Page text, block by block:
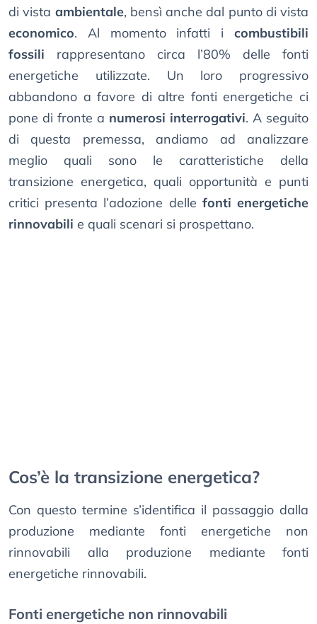
di vista ambientale, bensì anche dal punto di vista
economico. Al momento infatti i combustibili
fossili rappresentano circa l’80% delle fonti
energetiche utilizzate. Un loro progressivo
abbandono a favore di altre fonti energetiche ci
pone di fronte a numerosi interrogativi. A seguito
di questa premessa, andiamo ad analizzare
meglio quali sono le caratteristiche della
transizione energetica, quali opportunità e punti
critici presenta l’adozione delle fonti energetiche
rinnovabili e quali scenari si prospettano.
Cos’è la transizione energetica?
Con questo termine s’identifica il passaggio dalla
produzione mediante fonti energetiche non
rinnovabili alla produzione mediante fonti
energetiche rinnovabili.
Fonti energetiche non rinnovabili